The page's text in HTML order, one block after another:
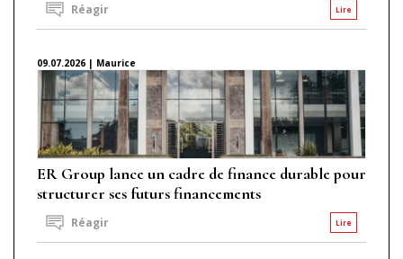
Lire
Réagir
09.07.2026 | Maurice
ER Group lance un cadre de finance durable pour
structurer ses futurs financements
Lire
Réagir